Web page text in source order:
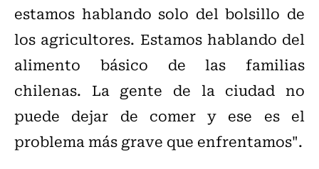
estamos hablando solo del bolsillo de
los agricultores. Estamos hablando del
alimento básico de las familias
chilenas. La gente de la ciudad no
puede dejar de comer y ese es el
problema más grave que enfrentamos".